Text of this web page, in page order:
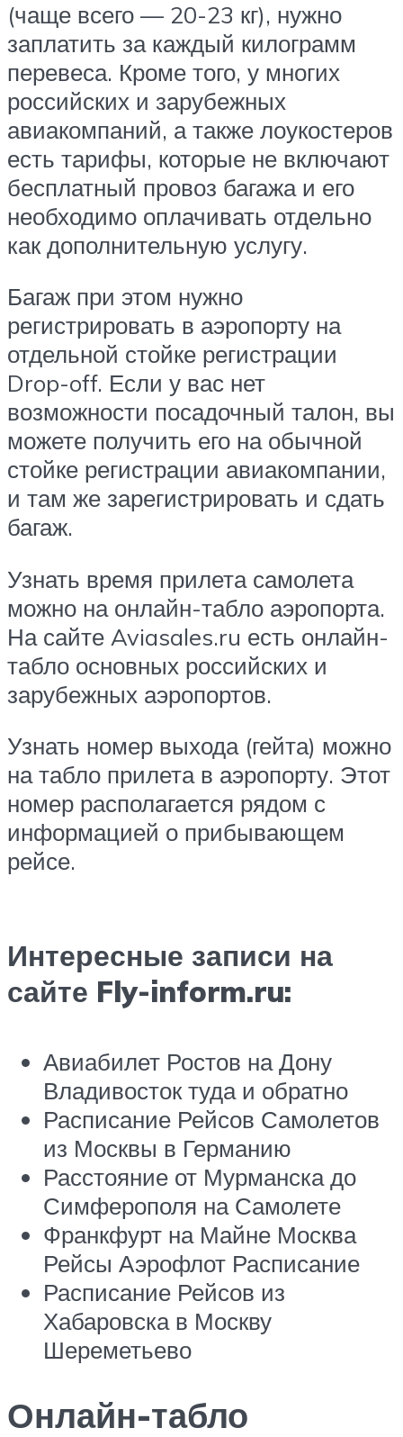
(чаще всего — 20-23 кг), нужно
заплатить за каждый килограмм
перевеса. Кроме того, у многих
российских и зарубежных
авиакомпаний, а также лоукостеров
есть тарифы, которые не включают
бесплатный провоз багажа и его
необходимо оплачивать отдельно
как дополнительную услугу.
Багаж при этом нужно
регистрировать в аэропорту на
отдельной стойке регистрации
Drop-off. Если у вас нет
возможности посадочный талон, вы
можете получить его на обычной
стойке регистрации авиакомпании,
и там же зарегистрировать и сдать
багаж.
Узнать время прилета самолета
можно на онлайн-табло аэропорта.
На сайте Aviasales.ru есть онлайн-
табло основных российских и
зарубежных аэропортов.
Узнать номер выхода (гейта) можно
на табло прилета в аэропорту. Этот
номер располагается рядом с
информацией о прибывающем
рейсе.
Интересные записи на
сайте Fly-inform.ru:
Авиабилет Ростов на Дону
Владивосток туда и обратно
Расписание Рейсов Самолетов
из Москвы в Германию
Расстояние от Мурманска до
Симферополя на Самолете
Франкфурт на Майне Москва
Рейсы Аэрофлот Расписание
Расписание Рейсов из
Хабаровска в Москву
Шереметьево
Онлайн-табло